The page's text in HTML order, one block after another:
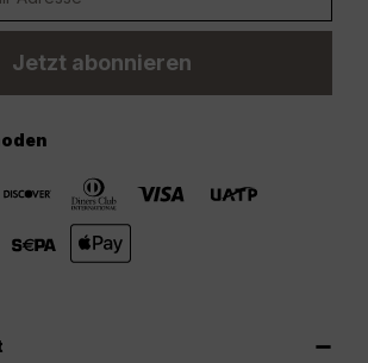
Jetzt abonnieren